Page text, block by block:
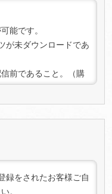
能です。
が未ダウンロードであ
前であること。（購
ウンロードされた場
の商品を選択してお手
次第、返金手続きを
録をされたお客様ご自
。